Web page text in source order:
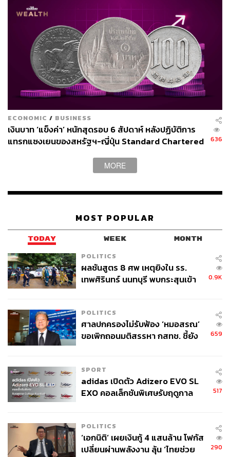
ECONOMIC / BUSINESS
เงินบาท ‘แข็งค่า’ หนักสุดรอบ 6 สัปดาห์ หลังปฏิบัติการ
แทรกแซงเยนของสหรัฐฯ-ญี่ปุ่น Standard Chartered
636
MORE
MOST POPULAR
TODAY WEEK MONTH
POLITICS
ผลชันสูตร 8 ศพ เหตุยิงใน รร.
เทพศิรินทร์ นนทบุรี พบกระสุนเข้า
0.9K
POLITICS
ศาลปกครองไม่รับฟ้อง ‘หมอสรณ’
ขอเพิกถอนมติสรรหา กสทช. ชี้ยัง
659
SPORT
adidas เปิดตัว Adizero EVO SL
EXO คอลเล็กชันพิเศษรับฤดูกาล
517
POLITICS
‘เอกนิติ’ เผยเงินกู้ 4 แสนล้าน โฟกัส
เปลี่ยนผ่านพลังงาน ลุ้น ‘ไทยช่วย
290